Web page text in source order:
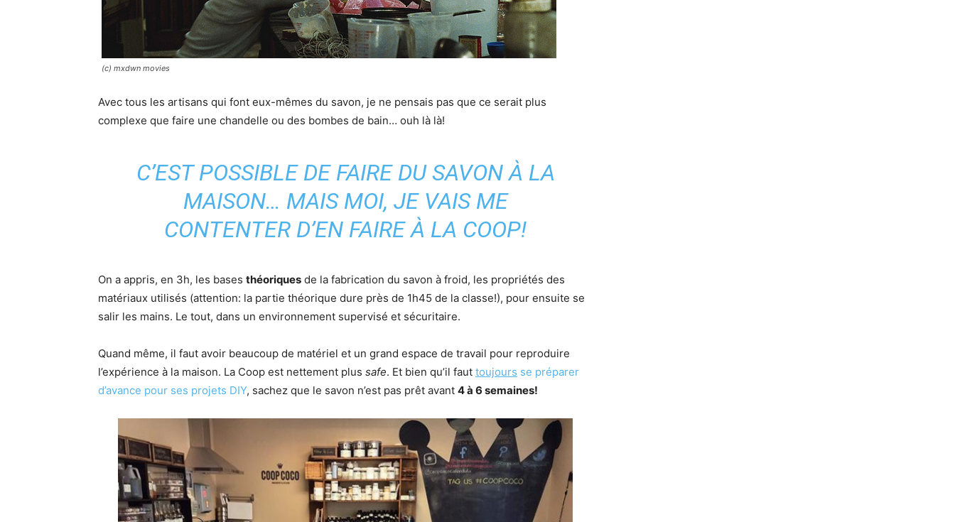
(c) mxdwn movies
Avec tous les artisans qui font eux-mêmes du savon, je ne pensais pas que ce serait plus
complexe que faire une chandelle ou des bombes de bain… ouh là là!
C’EST POSSIBLE DE FAIRE DU SAVON À LA
MAISON… MAIS MOI, JE VAIS ME
CONTENTER D’EN FAIRE À LA COOP!
On a appris, en 3h, les bases théoriques de la fabrication du savon à froid, les propriétés des
matériaux utilisés (attention: la partie théorique dure près de 1h45 de la classe!), pour ensuite se
salir les mains. Le tout, dans un environnement supervisé et sécuritaire.
Quand même, il faut avoir beaucoup de matériel et un grand espace de travail pour reproduire
l’expérience à la maison. La Coop est nettement plus safe. Et bien qu’il faut toujours se préparer
d’avance pour ses projets DIY, sachez que le savon n’est pas prêt avant 4 à 6 semaines!